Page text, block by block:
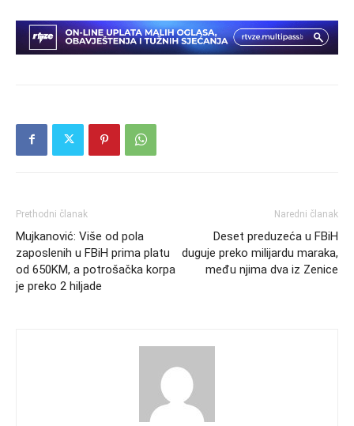
Prethodni članak
Mujkanović: Više od pola
zaposlenih u FBiH prima platu
od 650KM, a potrošačka korpa
je preko 2 hiljade
Naredni članak
Deset preduzeća u FBiH
duguje preko milijardu maraka,
među njima dva iz Zenice